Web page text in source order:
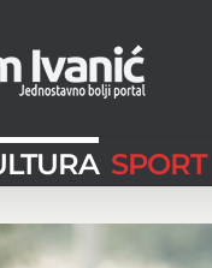
SPORT